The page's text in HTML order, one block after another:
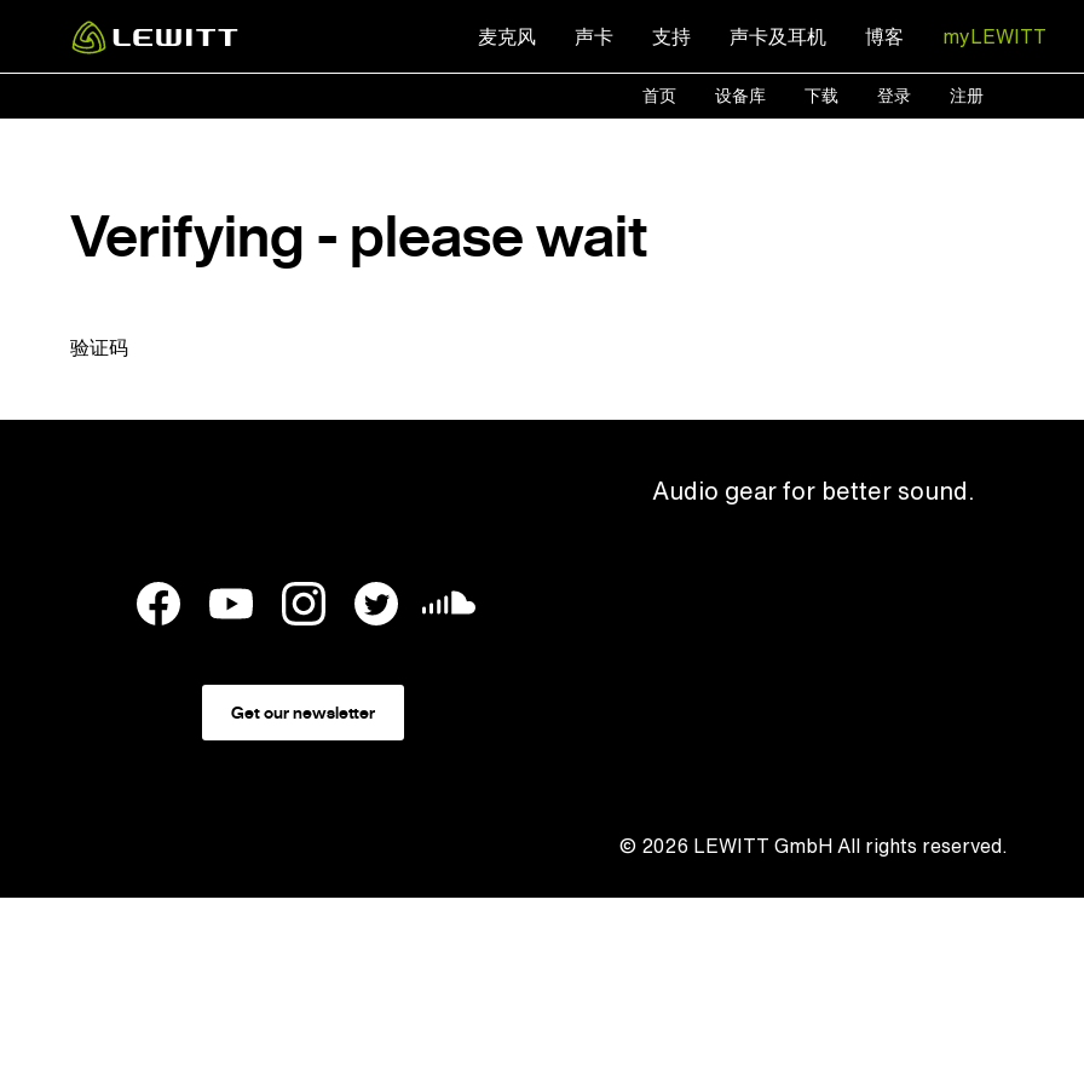
main
麦克风 声卡 支持 声卡及耳机 博客 myLEWITT
首页 设备库 下载 登录 注册
Verifying - please wait
验证码
Audio gear for better sound.
Get our newsletter
© 2026 LEWITT GmbHAll rights reserved.